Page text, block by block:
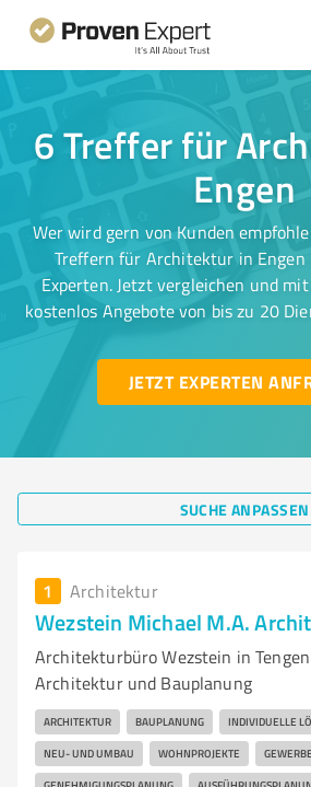
6 Treffer für
Engen
Wer wird gern von Kunden
Treffern für Architektur in Engen
Experten. Jetzt vergleichen und
kostenlos Angebote von bis zu 20
JETZT EXPERTEN
SUCHE ANPASSEN
1 Architektur
Wezstein Michael M.A.
Architekturbüro Wezstein in
Architektur und Bauplanung
ARCHITEKTUR BAUPLANUNG INDIVIDUELLE
NEU- UND UMBAU WOHNPROJEKTE